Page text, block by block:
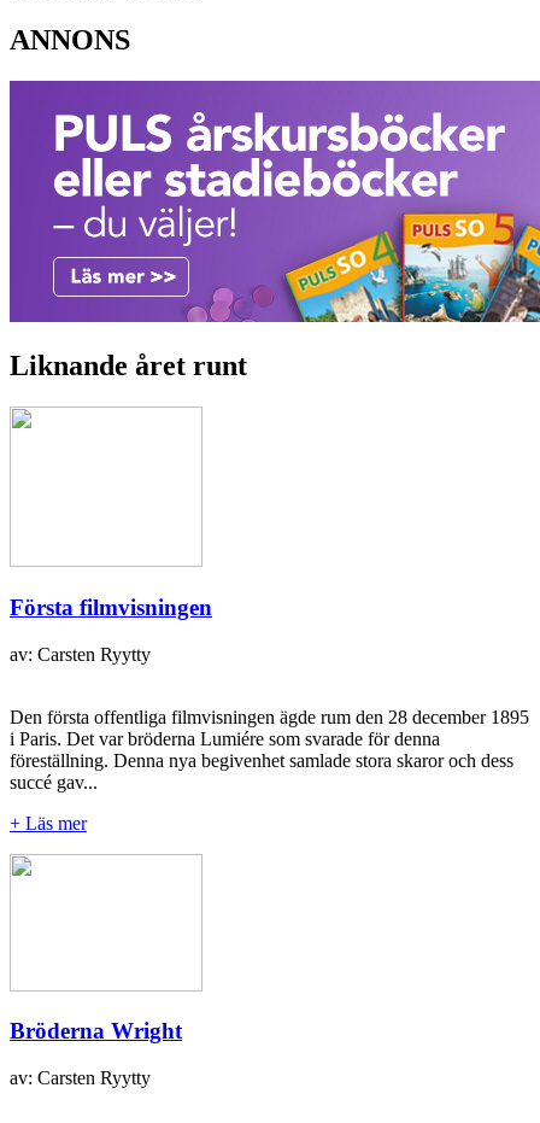
ANNONS
Liknande året runt
Första filmvisningen
av: Carsten Ryytty
Den första offentliga filmvisningen ägde rum den 28 december 1895
i Paris. Det var bröderna Lumiére som svarade för denna
föreställning. Denna nya begivenhet samlade stora skaror och dess
succé gav...
+ Läs mer
Bröderna Wright
av: Carsten Ryytty